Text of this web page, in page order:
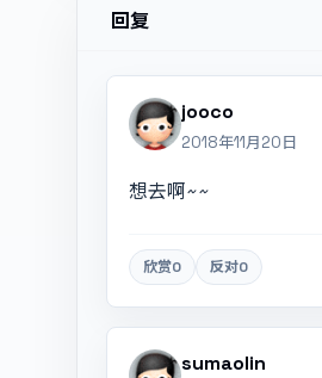
回复
jooco
2018年11月20日
想去啊~~
欣赏0 反对0
sumaolin